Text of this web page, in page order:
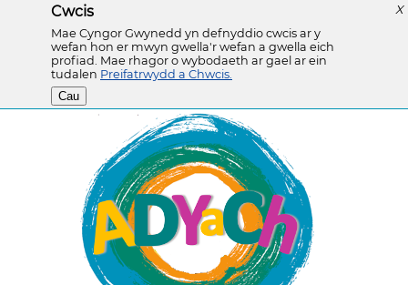
X
Cwcis
Mae Cyngor Gwynedd yn defnyddio cwcis ar y
wefan hon er mwyn gwella'r wefan a gwella eich
profiad. Mae rhagor o wybodaeth ar gael ar ein
tudalen Preifatrwydd a Chwcis.
Cau